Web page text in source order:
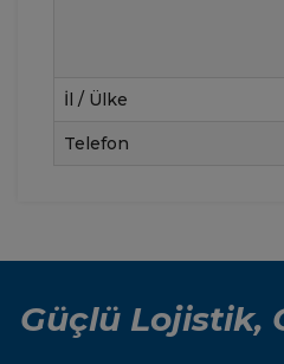
İl / Ülke
Telefon
Güçlü Lojistik,